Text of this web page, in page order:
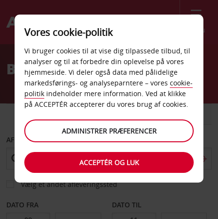
Menu
Welcome
AvisBilleje Trapani
AFHENT FRA
Vælg et andet afleveringssted
DATO FRA DATO TIL
Vores cookie-politik
Vi bruger cookies til at vise dig tilpassede tilbud, til
analyser og til at forbedre din oplevelse på vores
hjemmeside. Vi deler også data med pålidelige
markedsførings- og analyseparntere – vores cookie-
politik indeholder mere information. Ved at klikke
på ACCEPTÉR accepterer du vores brug af cookies.
ADMINISTRER PRÆFERENCER
ACCEPTÉR OG LUK